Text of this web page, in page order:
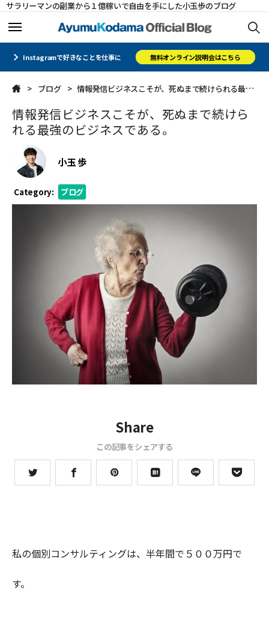
サラリーマンの副業から１億稼いで自由を手にした小玉歩のブログ
ホーム
メルマガ
コミュニティ
オフィシャルサイト
CLOSE
ホーム
メルマガ
コミュニティ
オフィシャルサイト
CLOSE
Instagramで好きなことを仕事に 無料オンライン説明会はこちら
ブログ 情報発信ビジネスこそが、死ぬまで続けられる最強のビジネスである。
情報発信ビジネスこそが、死ぬまで続けら
れる最強のビジネスである。
小玉 歩
Category: ブログ
Share
この記事をシェアする
私の個別コンサルティングは、半年間で５００万円で
す。